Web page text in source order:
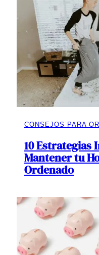
CONSEJOS PARA
10 Estrategias
Mantener tu
Ordenado